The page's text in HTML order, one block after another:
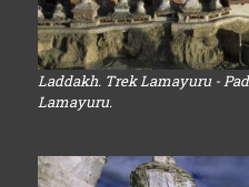
Laddakh. Trek Lamayuru -
Lamayuru.